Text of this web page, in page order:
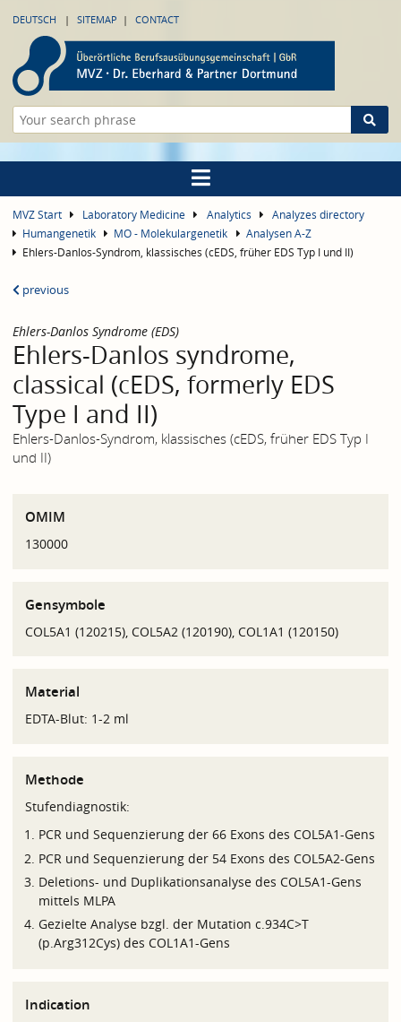
DEUTSCH SITEMAP CONTACT
MVZ Start Laboratory Medicine Analytics
Analyzes directory
Humangenetik
MO - Molekulargenetik
Analysen A-Z
Ehlers-Danlos-Syndrom, klassisches (cEDS, früher EDS Typ I und II)
previous
Ehlers-Danlos Syndrome (EDS)
Ehlers-Danlos syndrome,
classical (cEDS, formerly EDS
Type I and II)
Ehlers-Danlos-Syndrom, klassisches (cEDS, früher EDS Typ I
und II)
OMIM
130000
Gensymbole
COL5A1 (120215), COL5A2 (120190), COL1A1 (120150)
Material
EDTA-Blut: 1-2 ml
Methode
Stufendiagnostik:
PCR und Sequenzierung der 66 Exons des COL5A1-Gens
PCR und Sequenzierung der 54 Exons des COL5A2-Gens
Deletions- und Duplikationsanalyse des COL5A1-Gens
mittels MLPA
Gezielte Analyse bzgl. der Mutation c.934C>T
(p.Arg312Cys) des COL1A1-Gens
Indication